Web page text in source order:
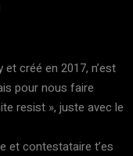
créé en 2017, n’est
pour nous faire
resist », juste avec le
et contestataire t’es